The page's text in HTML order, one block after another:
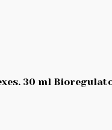
30 ml